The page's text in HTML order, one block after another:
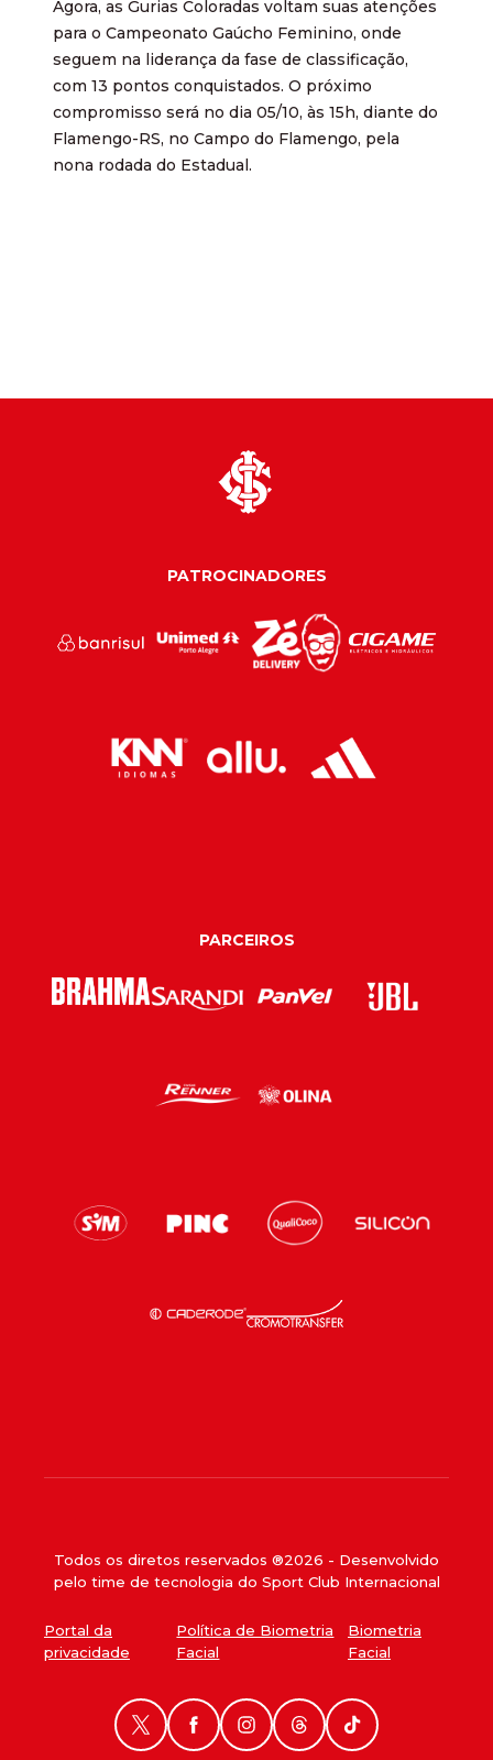
Agora, as Gurias Coloradas voltam suas atenções
para o Campeonato Gaúcho Feminino, onde
seguem na liderança da fase de classificação,
com 13 pontos conquistados. O próximo
compromisso será no dia 05/10, às 15h, diante do
Flamengo-RS, no Campo do Flamengo, pela
nona rodada do Estadual.
PATROCINADORES
PARCEIROS
Todos os diretos reservados ®2026 - Desenvolvido
pelo time de tecnologia do Sport Club Internacional
Portal da
privacidade
Política de Biometria
Facial
Biometria
Facial